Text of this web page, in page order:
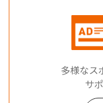
多様なス
サ